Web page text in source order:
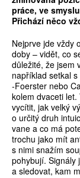
práce, ve
Přichází něco
Nejprve jde vždy
doby – vidět, co
důležité, že jsem
například setkal
‑Foerster nebo
kolem dvaceti
vycítit, jak velký
o určitý druh
vane a co má
trochu jako mít
s nimi snažím
pohybují. Signály
a sledovat, kam